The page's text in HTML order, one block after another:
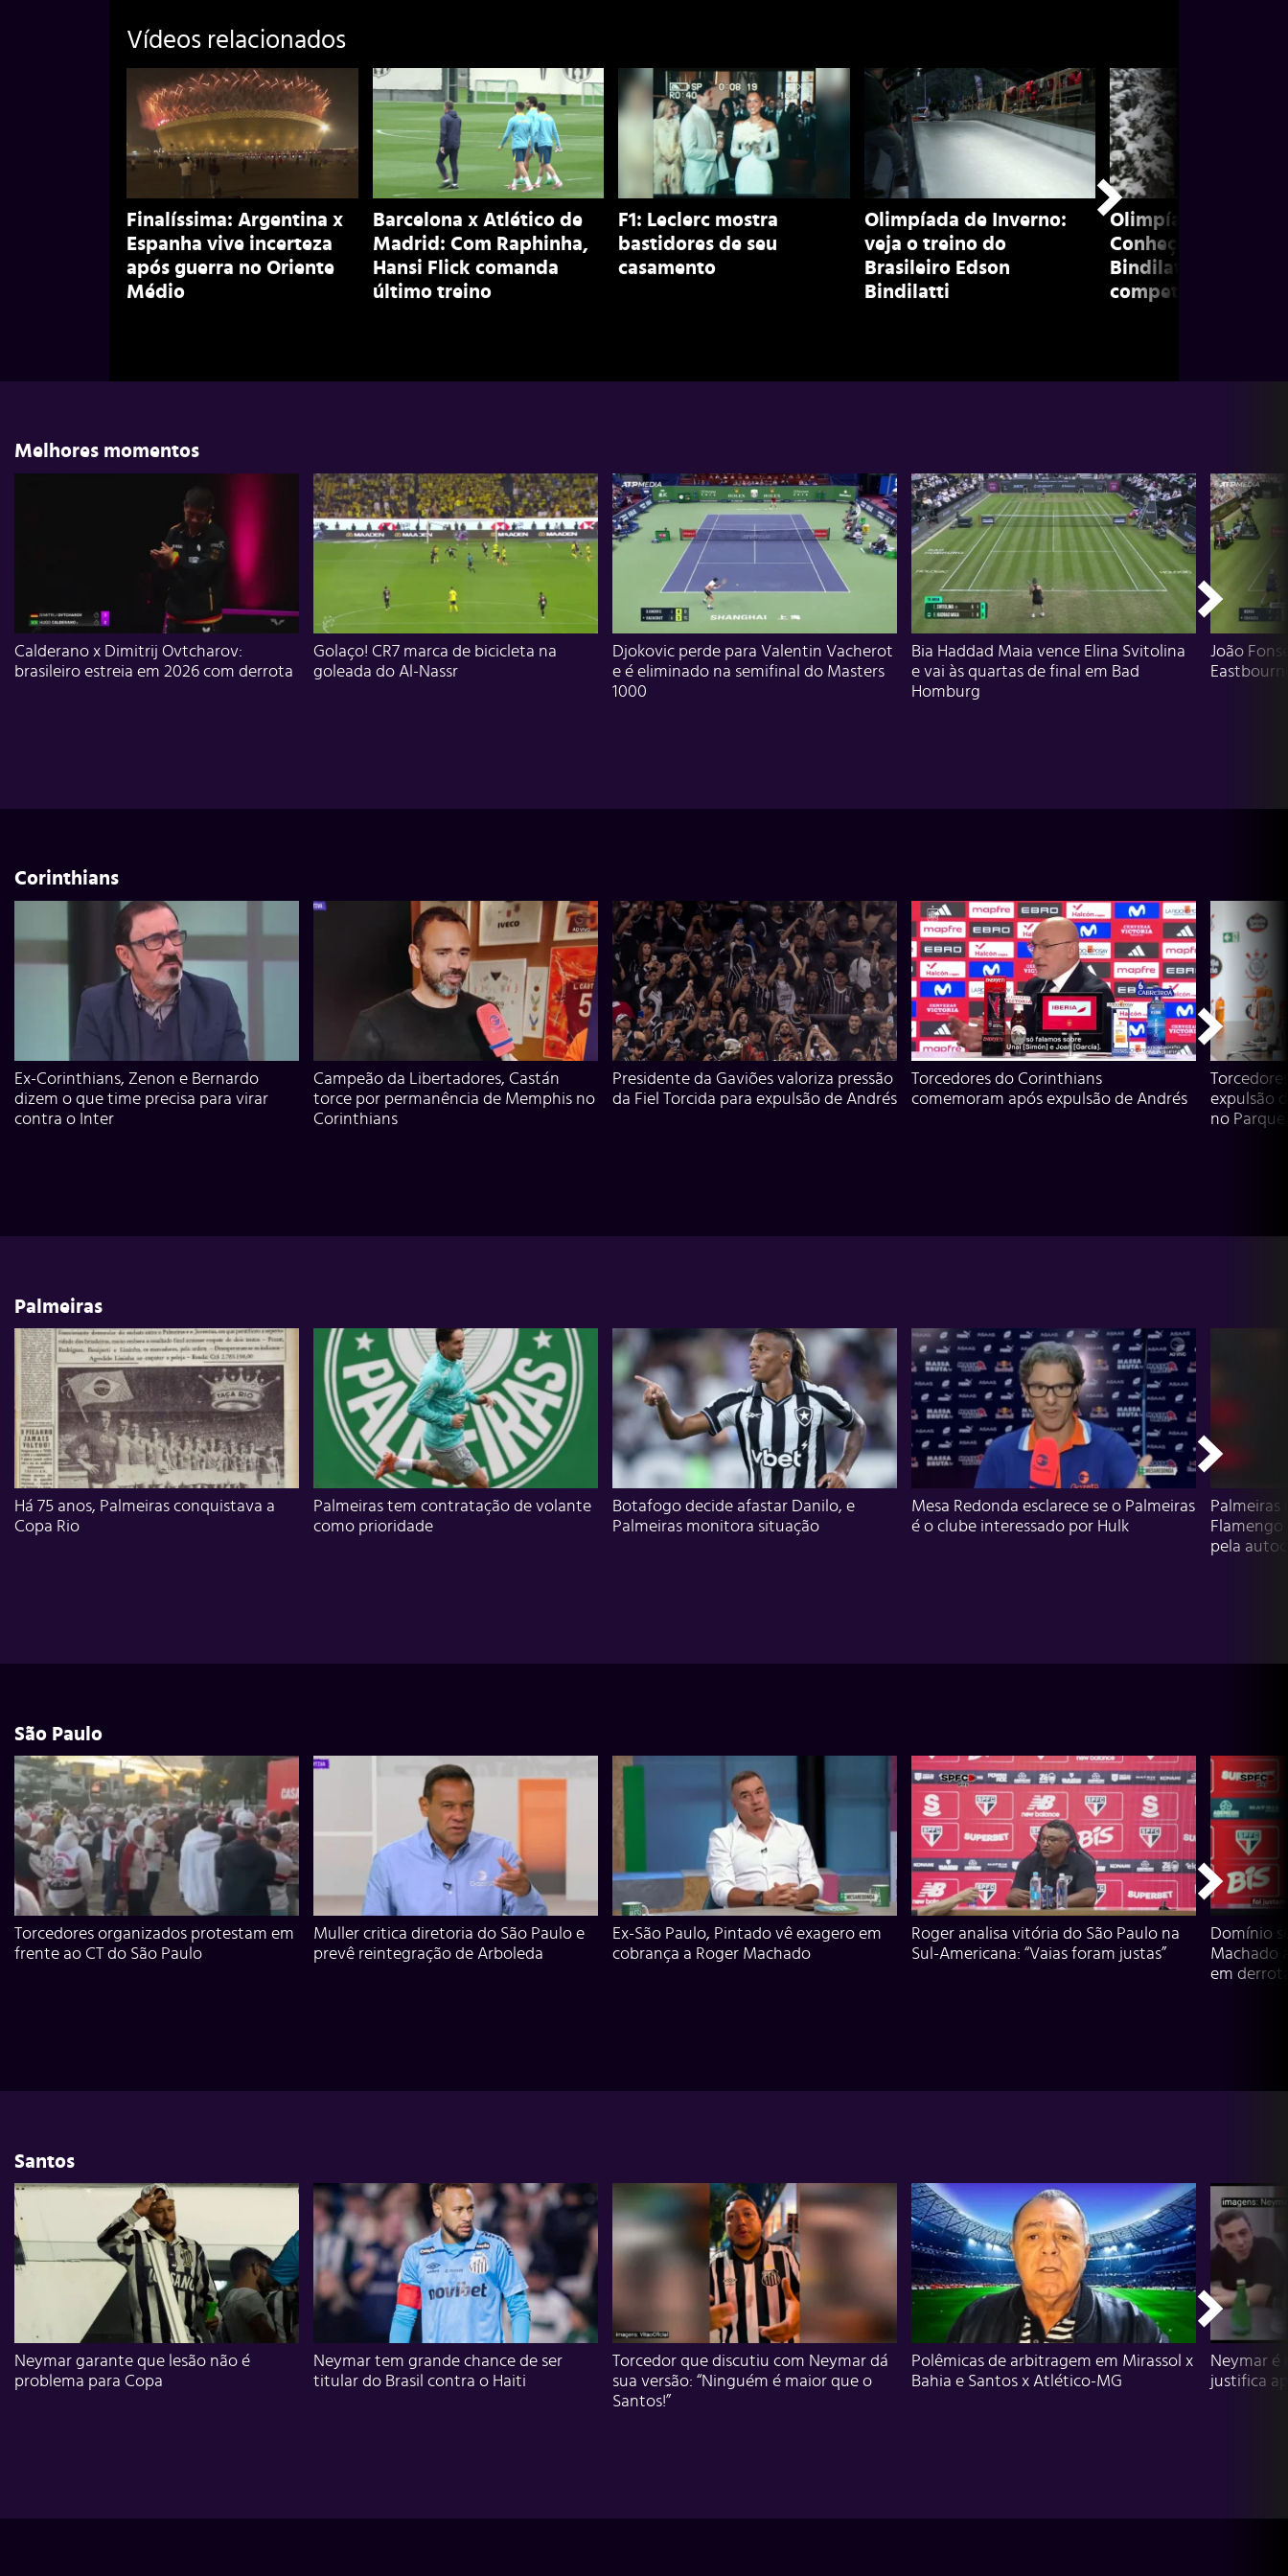
Vídeos relacionados
Finalíssima: Argentina x
Espanha vive incerteza
após guerra no Oriente
Médio
Barcelona x Atlético de
Madrid: Com Raphinha,
Hansi Flick comanda
último treino
F1: Leclerc mostra
bastidores de seu
casamento
Olimpíada de Inverno:
veja o treino do
Brasileiro Edson
Bindilatti
Olimpíada de
Conheça Edson
Bindilatti,
competidor de
Melhores momentos
Calderano x Dimitrij Ovtcharov:
brasileiro estreia em 2026 com derrota
Golaço! CR7 marca de bicicleta na
goleada do Al-Nassr
Djokovic perde para Valentin Vacherot
e é eliminado na semifinal do Masters
1000
Bia Haddad Maia vence Elina Svitolina
e vai às quartas de final em Bad
Homburg
João
Corinthians
Ex-Corinthians, Zenon e Bernardo
dizem o que time precisa para virar
contra o Inter
Campeão da Libertadores, Castán
torce por permanência de Memphis no
Corinthians
Presidente da Gaviões valoriza pressão
da Fiel Torcida para expulsão de Andrés
Torcedores do Corinthians
comemoram após expulsão de Andrés
expulsão
no Parque
Palmeiras
Há 75 anos, Palmeiras conquistava a
Copa Rio
Palmeiras tem contratação de volante
como prioridade
Botafogo decide afastar Danilo, e
Palmeiras monitora situação
Mesa Redonda esclarece se o Palmeiras
é o clube interessado por Hulk
Flamengo
pela
São Paulo
Torcedores organizados protestam em
frente ao CT do São Paulo
Muller critica diretoria do São Paulo e
prevê reintegração de Arboleda
Ex-São Paulo, Pintado vê exagero em
cobrança a Roger Machado
Roger analisa vitória do São Paulo na
Sul-Americana: “Vaias foram justas”
Domínio
Machado
em
Santos
Neymar garante que lesão não é
problema para Copa
Neymar tem grande chance de ser
titular do Brasil contra o Haiti
Torcedor que discutiu com Neymar dá
sua versão: “Ninguém é maior que o
Santos!”
Polêmicas de arbitragem em Mirassol x
Bahia e Santos x Atlético-MG
Neymar é
justifica